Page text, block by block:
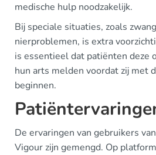
medische hulp noodzakelijk.
Bij speciale situaties, zoals
nierproblemen, is extra
is essentieel dat patiënten deze
hun arts melden voordat zij met
beginnen.
De ervaringen van gebruikers
Vigour zijn gemengd. Op